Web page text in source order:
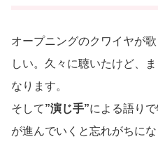
オープニングのクワイヤが歌
しい。久々に聴いたけど、
なります。
そして”演じ手”による語り
が進んでいくと忘れがちに